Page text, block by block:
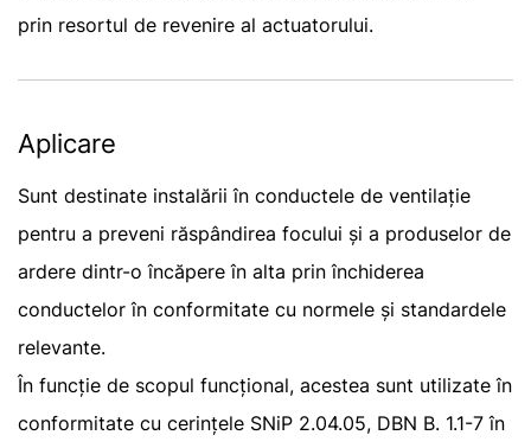
prin resortul de revenire al actuatorului.
Aplicare
Sunt destinate instalării în conductele de ventilație
pentru a preveni răspândirea focului și a produselor de
ardere dintr-o încăpere în alta prin închiderea
conductelor în conformitate cu normele și standardele
relevante.
În funcție de scopul funcțional, acestea sunt utilizate în
conformitate cu cerințele SNiP 2.04.05, DBN B. 1.1-7 în